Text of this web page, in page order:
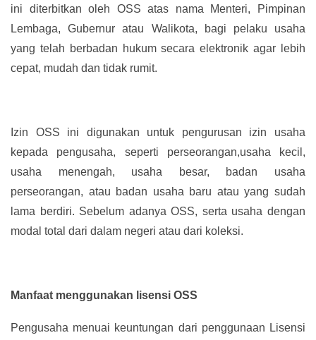
ini diterbitkan oleh OSS atas nama Menteri, Pimpinan
Lembaga, Gubernur atau Walikota, bagi pelaku usaha
yang telah berbadan hukum secara elektronik agar lebih
cepat, mudah dan tidak rumit.
Izin OSS ini digunakan untuk pengurusan izin usaha
kepada pengusaha, seperti perseorangan,usaha kecil,
usaha menengah, usaha besar, badan usaha
perseorangan, atau badan usaha baru atau yang sudah
lama berdiri. Sebelum adanya OSS, serta usaha dengan
modal total dari dalam negeri atau dari koleksi.
Manfaat menggunakan lisensi OSS
Pengusaha menuai keuntungan dari penggunaan Lisensi